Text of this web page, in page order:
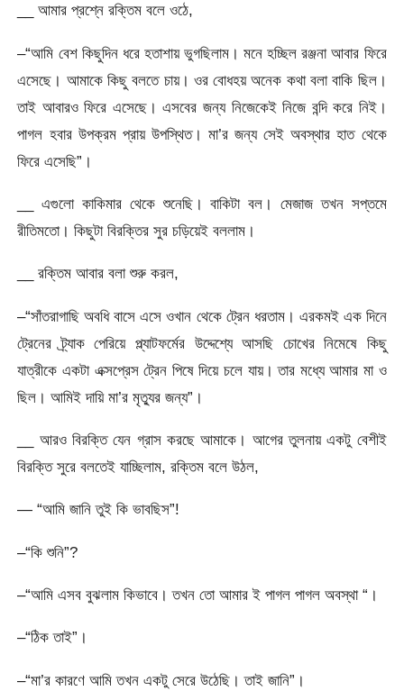
__ আমার প্রশ্নে রক্তিম বলে ওঠে,
–“আমি বেশ কিছুদিন ধরে হতাশায় ভুগছিলাম। মনে হচ্ছিল রঞ্জনা আবার ফিরে
এসেছে। আমাকে কিছু বলতে চায়। ওর বোধহয় অনেক কথা বলা বাকি ছিল।
তাই আবারও ফিরে এসেছে। এসবের জন্য নিজেকেই নিজে বন্দি করে নিই।
পাগল হবার উপক্রম প্রায় উপস্থিত। মা’র জন্য সেই অবস্থার হাত থেকে
ফিরে এসেছি”।
__ এগুলো কাকিমার থেকে শুনেছি। বাকিটা বল। মেজাজ তখন সপ্তমে
রীতিমতো। কিছুটা বিরক্তির সুর চড়িয়েই বললাম।
__ রক্তিম আবার বলা শুরু করল,
–“সাঁতরাগাছি অবধি বাসে এসে ওখান থেকে ট্রেন ধরতাম। এরকমই এক দিনে
ট্রেনের ট্র্যাক পেরিয়ে প্ল্যাটফর্মের উদ্দেশ্যে আসছি চোখের নিমেষে কিছু
যাত্রীকে একটা এক্সপ্রেস ট্রেন পিষে দিয়ে চলে যায়। তার মধ্যে আমার মা ও
ছিল। আমিই দায়ি মা’র মৃত্যুর জন্য”।
__ আরও বিরক্তি যেন গ্রাস করছে আমাকে। আগের তুলনায় একটু বেশীই
বিরক্তি সুরে বলতেই যাচ্ছিলাম, রক্তিম বলে উঠল,
— “আমি জানি তুই কি ভাবছিস”!
–“কি শুনি”?
–“আমি এসব বুঝলাম কিভাবে। তখন তো আমার ই পাগল পাগল অবস্থা “।
–“ঠিক তাই”।
–“মা’র কারণে আমি তখন একটু সেরে উঠেছি। তাই জানি”।